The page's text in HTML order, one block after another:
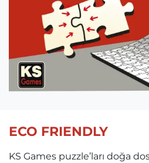
ECO FRIENDLY
KS Games puzzle’ları doğa